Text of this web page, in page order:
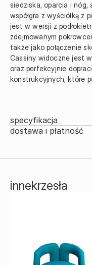
siedziska, oparcia i
współgra z wyściółką z
jest w wersji z
zdejmowanym
także jako połączenie
Cassiny widoczne jest
oraz perfekcyjnie
konstrukcyjnych, które
specyfikacja
dostawa i płatność
innekrzesła